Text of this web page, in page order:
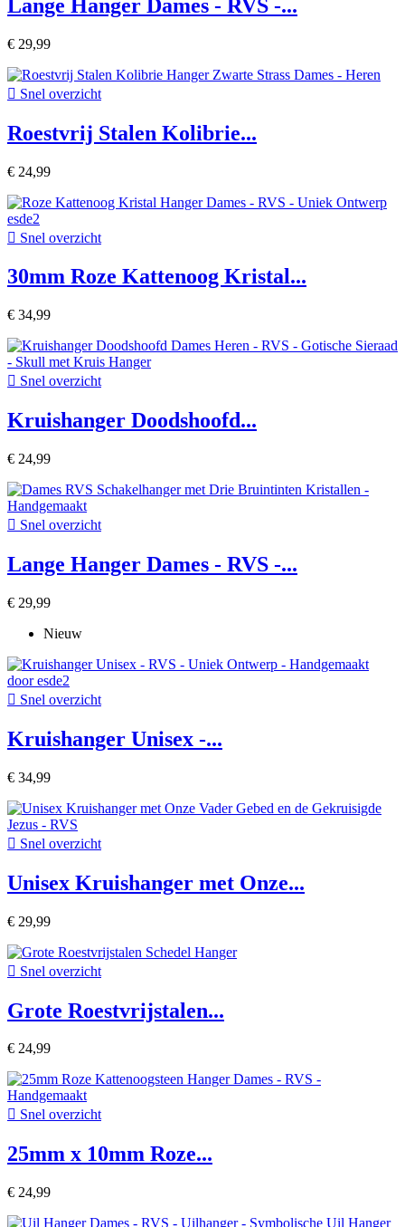
Lange Hanger Dames - RVS -...
€ 29,99
 Snel overzicht
Roestvrij Stalen Kolibrie...
€ 24,99
 Snel overzicht
30mm Roze Kattenoog Kristal...
€ 34,99
 Snel overzicht
Kruishanger Doodshoofd...
€ 24,99
 Snel overzicht
Lange Hanger Dames - RVS -...
€ 29,99
Nieuw
 Snel overzicht
Kruishanger Unisex -...
€ 34,99
 Snel overzicht
Unisex Kruishanger met Onze...
€ 29,99
 Snel overzicht
Grote Roestvrijstalen...
€ 24,99
 Snel overzicht
25mm x 10mm Roze...
€ 24,99